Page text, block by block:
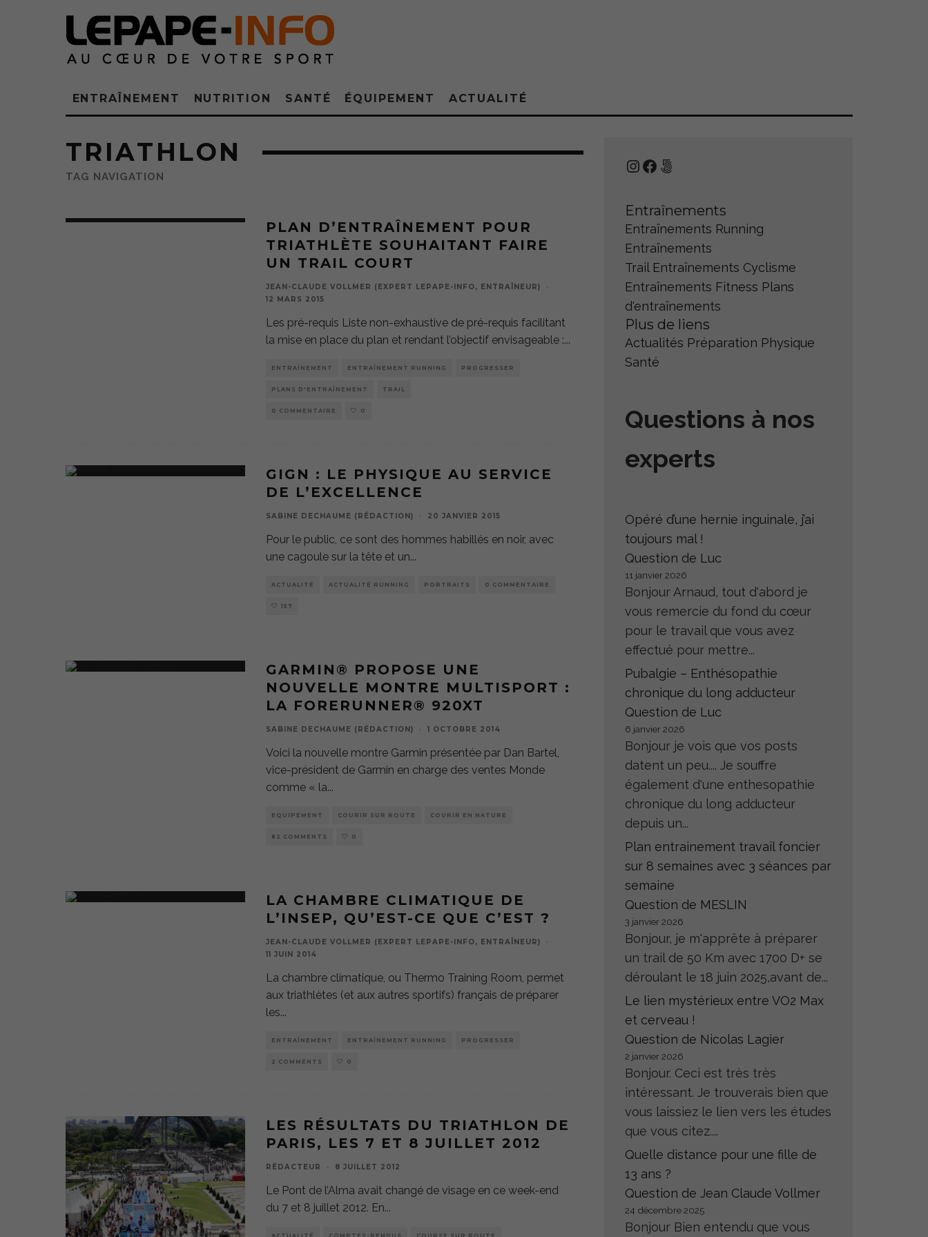
ENTRAÎNEMENT NUTRITION SANTÉ ÉQUIPEMENT ACTUALITÉ
TRIATHLON
TAG NAVIGATION
PLAN D’ENTRAÎNEMENT POUR
TRIATHLÈTE SOUHAITANT FAIRE
UN TRAIL COURT
JEAN-CLAUDE VOLLMER (EXPERT LEPAPE-INFO, ENTRAÎNEUR)
·
12 MARS 2015
Les pré-requis Liste non-exhaustive de pré-requis facilitant
la mise en place du plan et rendant l’objectif envisageable :...
ENTRAÎNEMENT ENTRAÎNEMENT RUNNING PROGRESSER
PLANS D'ENTRAÎNEMENT TRAIL
0 COMMENTAIRE 0
GIGN : LE PHYSIQUE AU SERVICE
DE L’EXCELLENCE
SABINE DECHAUME (RÉDACTION) · 20 JANVIER 2015
Pour le public, ce sont des hommes habillés en noir, avec
une cagoule sur la tête et un...
ACTUALITÉ ACTUALITÉ RUNNING PORTRAITS 0 COMMENTAIRE
157
GARMIN® PROPOSE UNE
NOUVELLE MONTRE MULTISPORT :
LA FORERUNNER® 920XT
SABINE DECHAUME (RÉDACTION) · 1 OCTOBRE 2014
Voici la nouvelle montre Garmin présentée par Dan Bartel,
vice-président de Garmin en charge des ventes Monde
comme « la...
EQUIPEMENT COURIR SUR ROUTE COURIR EN NATURE
82 COMMENTS 0
LA CHAMBRE CLIMATIQUE DE
L’INSEP, QU’EST-CE QUE C’EST ?
JEAN-CLAUDE VOLLMER (EXPERT LEPAPE-INFO, ENTRAÎNEUR)
·
11 JUIN 2014
La chambre climatique, ou Thermo Training Room, permet
aux triathlètes (et aux autres sportifs) français de préparer
les...
ENTRAÎNEMENT ENTRAÎNEMENT RUNNING PROGRESSER
2 COMMENTS 0
LES RÉSULTATS DU TRIATHLON DE
PARIS, LES 7 ET 8 JUILLET 2012
RÉDACTEUR · 8 JUILLET 2012
Le Pont de l’Alma avait changé de visage en ce week-end
du 7 et 8 juillet 2012. En...
ACTUALITÉ COMPTES-RENDUS COURSE SUR ROUTE
Instagram
Facebook
500px
Entraînements
Entraînements Running
Entraînements
Trail Entraînements Cyclisme
Entraînements Fitness Plans
d'entraînements
Plus de liens
Actualités Préparation Physique
Santé
Questions à nos
experts
Opéré d’une hernie inguinale, j’ai
toujours mal !
Question de Luc
11 janvier 2026
Bonjour Arnaud, tout d'abord je
vous remercie du fond du cœur
pour le travail que vous avez
effectué pour mettre...
Pubalgie – Enthésopathie
chronique du long adducteur
Question de Luc
6 janvier 2026
Bonjour je vois que vos posts
datent un peu.... Je souffre
également d'une enthesopathie
chronique du long adducteur
depuis un...
Plan entrainement travail foncier
sur 8 semaines avec 3 séances par
semaine
Question de MESLIN
3 janvier 2026
Bonjour, je m'apprête à préparer
un trail de 50 Km avec 1700 D+ se
déroulant le 18 juin 2025,avant de...
Le lien mystérieux entre VO2 Max
et cerveau !
Question de Nicolas Lagier
2 janvier 2026
Bonjour. Ceci est très très
intéressant. Je trouverais bien que
vous laissiez le lien vers les études
que vous citez....
Quelle distance pour une fille de
13 ans ?
Question de Jean Claude Vollmer
24 décembre 2025
Bonjour Bien entendu que vous